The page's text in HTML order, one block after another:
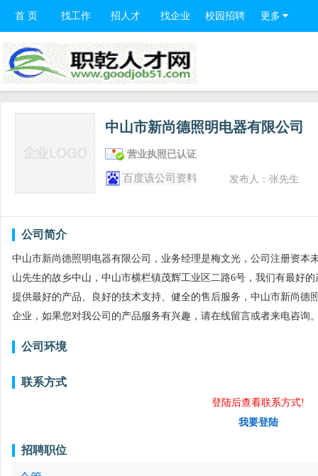
首 页 找工作 招人才 找企业 校园招聘 更多
中山市新尚德照明电器有限公司
营业执照已认证
百度该公司资料 发布人：张先生
公司简介
中山市新尚德照明电器有限公司，业务经理是梅文光，公司注册资本
山先生的故乡中山，中山市横栏镇茂辉工业区二路6号，我们有最好
提供最好的产品、良好的技术支持、健全的售后服务，中山市新尚德
企业，如果您对我公司的产品服务有兴趣，请在线留言或者来电咨询
公司环境
联系方式
登陆后查看联系方式!
我要登陆
招聘职位